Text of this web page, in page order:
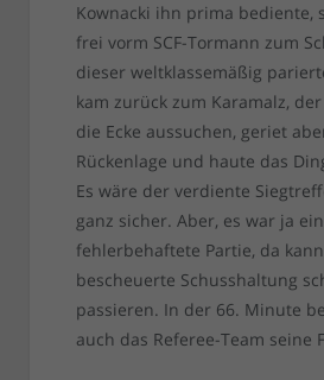
Kownacki ihn prima bediente,
frei vorm SCF-Tormann zum
dieser weltklassemäßig
kam zurück zum Karamalz,
die Ecke aussuchen, geriet
Rückenlage und haute das
Es wäre der verdiente
ganz sicher. Aber, es war ja
fehlerbehaftete Partie, da
bescheuerte Schusshaltung
passieren. In der 66. Minute
auch das Referee-Team seine